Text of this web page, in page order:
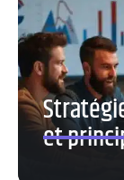
et